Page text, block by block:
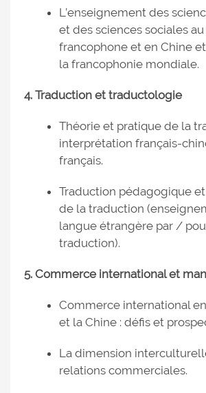
L’enseignement des
et des sciences sociales au
francophone et en Chine
la francophonie mondiale.
4. Traduction et traductologie
Théorie et pratique de la
interprétation français-
français.
Traduction pédagogique
de la traduction
langue étrangère par /
traduction).
5. Commerce international et
Commerce international
et la Chine : défis et
La dimension
relations commerciales.